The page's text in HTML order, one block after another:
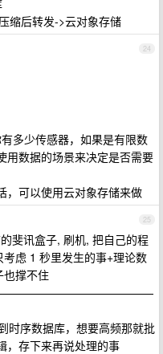
缩后转发->云对象存储
24
多少传感器，如果是有限数
用数据的场景来决定是否需要
，可以使用云对象存储来做
25
斐讯盒子, 刷机, 把自己的程
虑 1 秒里发生的事+理论数
也撑不住
时序数据库，想要高频那就批
，存下来再说处理的事